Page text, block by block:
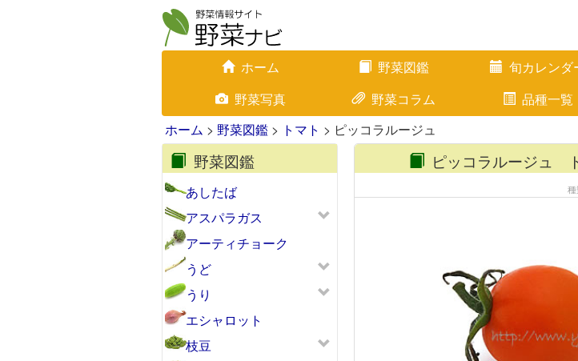
ホーム 野菜図鑑 旬カレンダ
野菜写真
野菜コラム 品種一覧
ホーム > 野菜図鑑 > トマト > ピッコラルージュ
野菜図鑑
あしたば
アスパラガス
アーティチョーク
うど
うり
エシャロット
枝豆
ピッコラルージュ